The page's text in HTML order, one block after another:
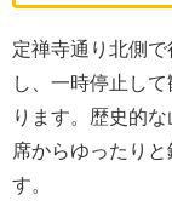
定禅寺通り北側
し、一時停止し
ります。歴史的
席からゆったり
す。